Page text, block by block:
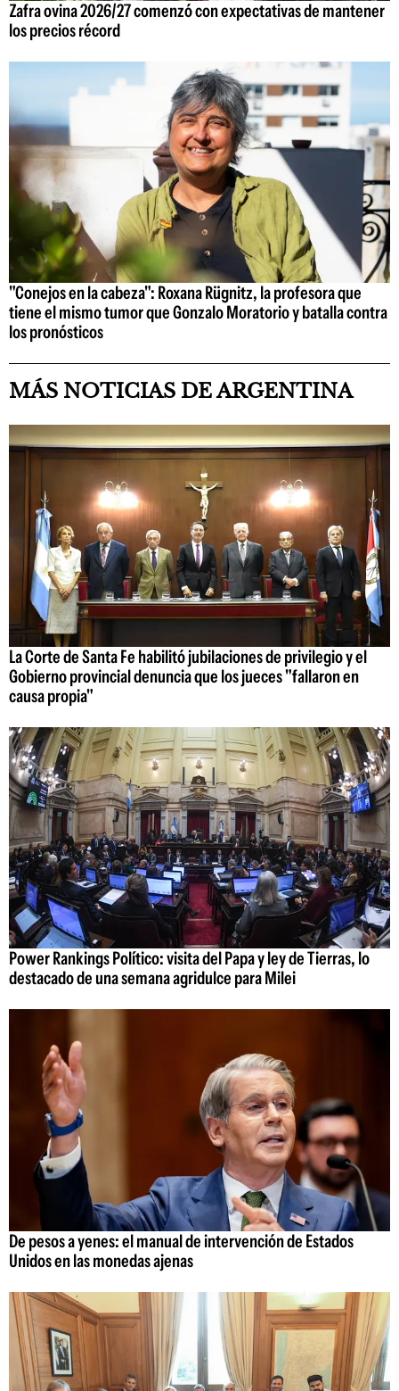
Zafra ovina 2026/27 comenzó con expectativas de mantener
los precios récord
"Conejos en la cabeza": Roxana Rügnitz, la profesora que
tiene el mismo tumor que Gonzalo Moratorio y batalla contra
los pronósticos
MÁS NOTICIAS DE ARGENTINA
La Corte de Santa Fe habilitó jubilaciones de privilegio y el
Gobierno provincial denuncia que los jueces "fallaron en
causa propia"
Power Rankings Político: visita del Papa y ley de Tierras, lo
destacado de una semana agridulce para Milei
De pesos a yenes: el manual de intervención de Estados
Unidos en las monedas ajenas